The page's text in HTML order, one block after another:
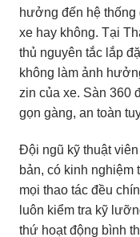
hưởng đến hệ thống
xe hay không. Tại
thủ nguyên tắc lắp
không làm ảnh
zin của xe. Sàn 360
gọn gàng, an toàn
Đội ngũ kỹ thuật
bản, có kinh nghiệm
mọi thao tác đều
luôn kiểm tra kỹ
thứ hoạt động bình